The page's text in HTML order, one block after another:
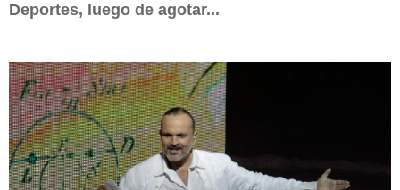
Deportes, luego de agotar...